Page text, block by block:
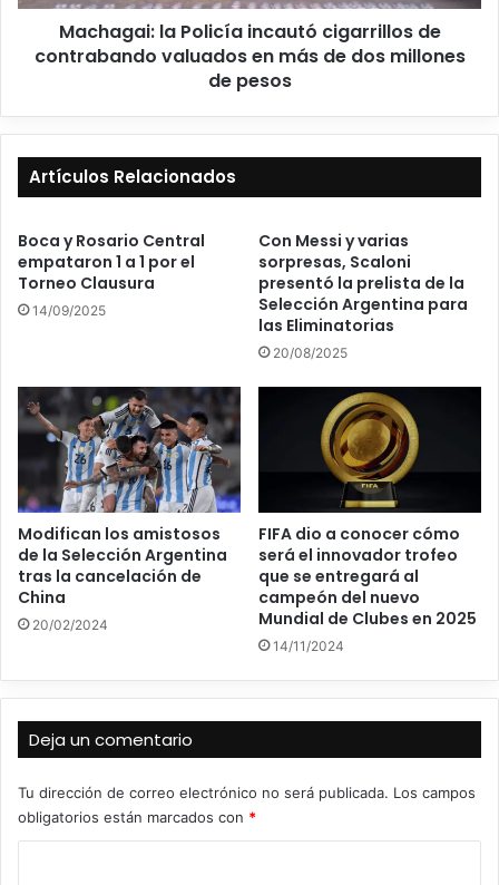
Machagai: la Policía incautó cigarrillos de
contrabando valuados en más de dos millones
de pesos
Artículos Relacionados
Boca y Rosario Central
empataron 1 a 1 por el
Torneo Clausura
14/09/2025
Con Messi y varias
sorpresas, Scaloni
presentó la prelista de la
Selección Argentina para
las Eliminatorias
20/08/2025
Modifican los amistosos
de la Selección Argentina
tras la cancelación de
China
20/02/2024
FIFA dio a conocer cómo
será el innovador trofeo
que se entregará al
campeón del nuevo
Mundial de Clubes en 2025
14/11/2024
Deja un comentario
Tu dirección de correo electrónico no será publicada. Los campos
obligatorios están marcados con *